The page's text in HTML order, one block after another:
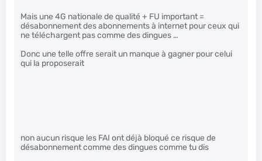
Mais une 4G nationale de qualité + FU important =
désabonnement des abonnements à internet pour ceux qui
ne téléchargent pas comme des dingues …
Donc une telle offre serait un manque à gagner pour celui
qui la proposerait
non aucun risque les FAI ont déjà bloqué ce risque de
désabonnement comme des dingues comme tu dis